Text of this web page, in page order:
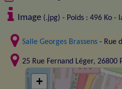
Image (.jpg) - Poids : 496 Ko -
Salle Georges Brassens - Rue
25 Rue Fernand Léger, 26800
+